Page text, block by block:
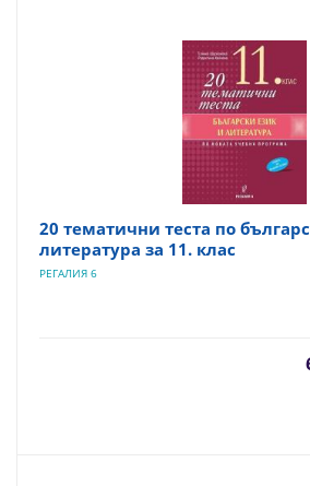
20 тематични теста по
литература за 11. клас
РЕГАЛИЯ 6